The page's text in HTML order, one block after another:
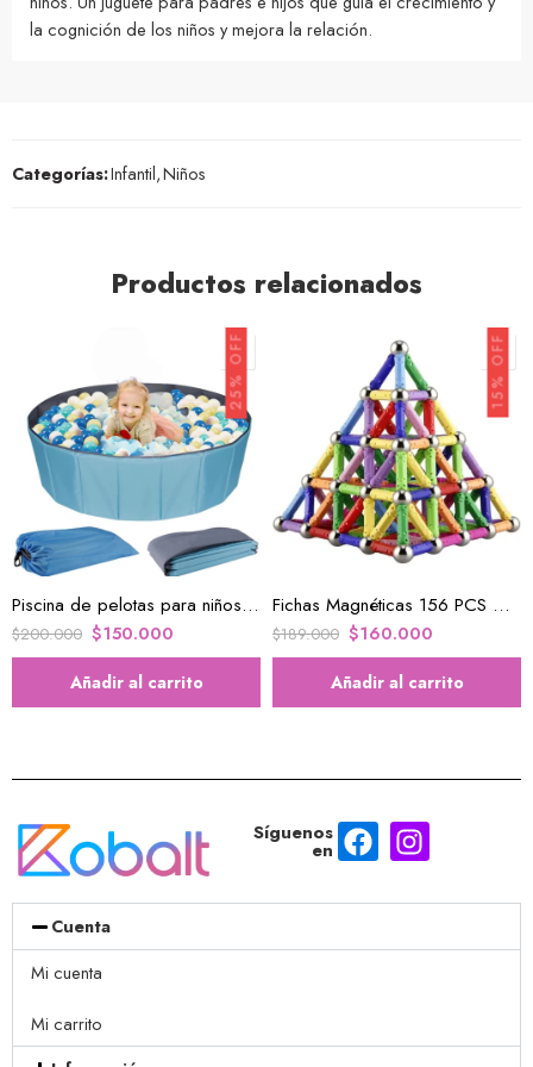
la cognición de los niños y mejora la relación.
Categorías:Infantil,Niños
Productos relacionados
25% OFF
Piscina de pelotas para niños y mascotas
$200.000 $150.000
Añadir al carrito
15% OFF
Fichas Magnéticas 156 PCS Niños Armar Construcción Educativo Bloques
$189.000 $160.000
Añadir al carrito
Síguenos
en
Cuenta
Mi cuenta
Mi carrito